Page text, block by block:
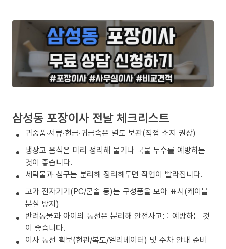
삼성동 포장이사 전날 체크리스트
귀중품·서류·현금·귀금속은 별도 보관(직접 소지 권장)
냉장고 음식은 미리 정리해 물기나 국물 누수를 예방하는
것이 좋습니다.
세탁물과 침구는 분리해 정리해두면 작업이 빨라집니다.
고가 전자기기(PC/콘솔 등)는 구성품을 모아 표시(케이블
분실 방지)
반려동물과 아이의 동선은 분리해 안전사고를 예방하는 것
이 좋습니다.
이사 동선 확보(현관/복도/엘리베이터) 및 주차 안내 준비